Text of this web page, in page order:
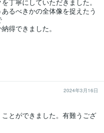
丁寧にしていただきました。
るべきかの全体像を捉えたう
得できました。
2024年3月16日
とができました。有難うござ